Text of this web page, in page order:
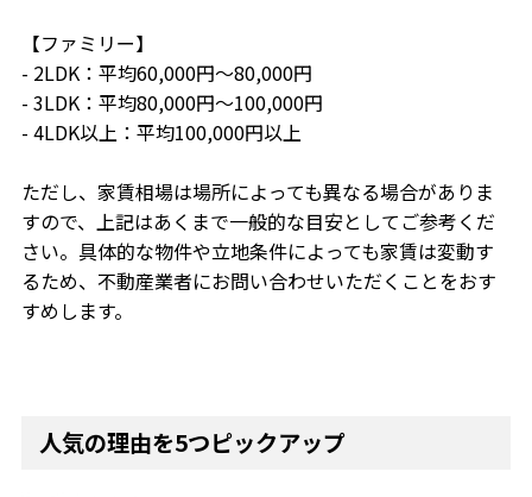
【ファミリー】
- 2LDK：平均60,000円～80,000円
- 3LDK：平均80,000円～100,000円
- 4LDK以上：平均100,000円以上
ただし、家賃相場は場所によっても異なる場合がありま
すので、上記はあくまで一般的な目安としてご参考くだ
さい。具体的な物件や立地条件によっても家賃は変動す
るため、不動産業者にお問い合わせいただくことをおす
すめします。
人気の理由を5つピックアップ